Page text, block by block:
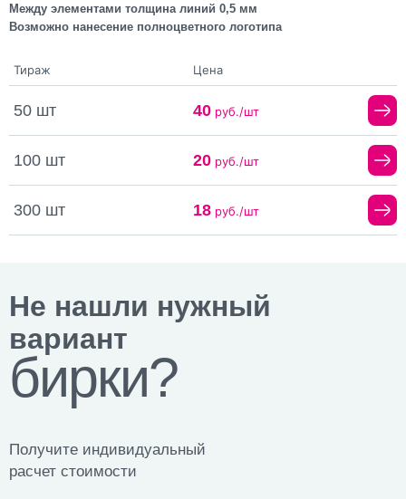
Между элементами толщина линий 0,5 мм
Возможно нанесение полноцветного логотипа
Тираж Цена
50 шт 40руб./шт
100 шт 20руб./шт
300 шт 18руб./шт
Не нашли нужный
вариант
бирки?
Получите индивидуальный
расчет стоимости